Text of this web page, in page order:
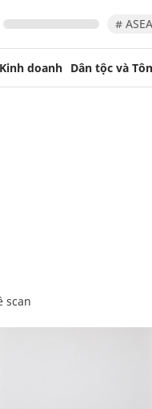
#
Kinh doanh Dân tộc và
scan